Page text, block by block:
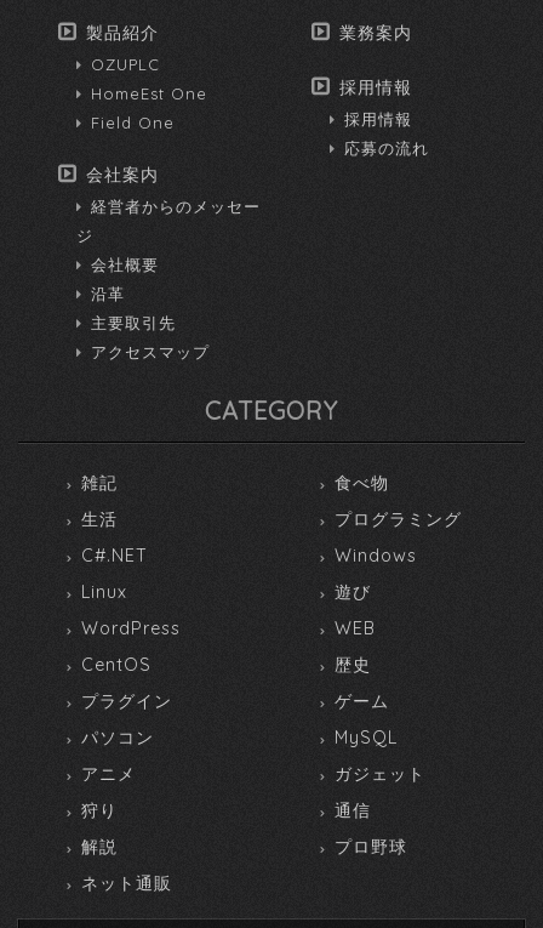
製品紹介
OZUPLC
HomeEst One
Field One
会社案内
経営者からのメッセー
ジ
会社概要
沿革
主要取引先
アクセスマップ
業務案内
採用情報
採用情報
応募の流れ
CATEGORY
雑記
食べ物
生活
プログラミング
C#.NET
Windows
Linux
遊び
WordPress
WEB
CentOS
歴史
プラグイン
ゲーム
パソコン
MySQL
アニメ
ガジェット
狩り
通信
解説
プロ野球
ネット通販